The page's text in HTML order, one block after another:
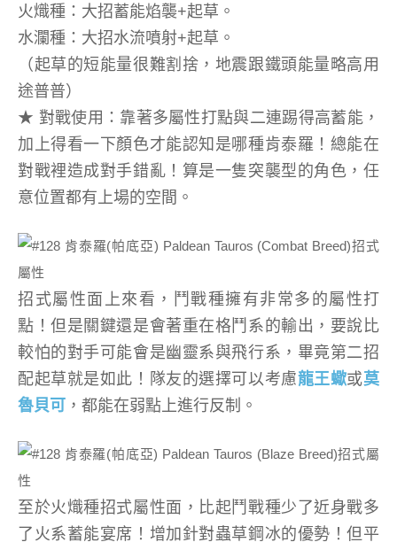
火熾種：大招蓄能焰襲+起草。
水瀾種：大招水流噴射+起草。
（起草的短能量很難割捨，地震跟鐵頭能量略高用
途普普）
★ 對戰使用：靠著多屬性打點與二連踢得高蓄能，
加上得看一下顏色才能認知是哪種肯泰羅！總能在
對戰裡造成對手錯亂！算是一隻突襲型的角色，任
意位置都有上場的空間。
招式屬性面上來看，鬥戰種擁有非常多的屬性打
點！但是關鍵還是會著重在格鬥系的輸出，要說比
較怕的對手可能會是幽靈系與飛行系，畢竟第二招
配起草就是如此！隊友的選擇可以考慮龍王蠍或莫
魯貝可 ，都能在弱點上進行反制。
至於火熾種招式屬性面，比起鬥戰種少了近身戰多
了火系蓄能宴席！增加針對蟲草鋼冰的優勢！但平